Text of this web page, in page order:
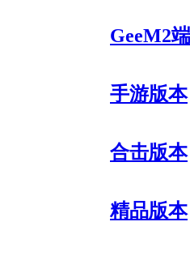
GeeM2端
手游版本
合击版本
精品版本